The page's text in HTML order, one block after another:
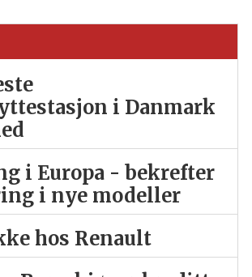
i Danmark
i Europa - bekrefter
i nye modeller
hos Renault